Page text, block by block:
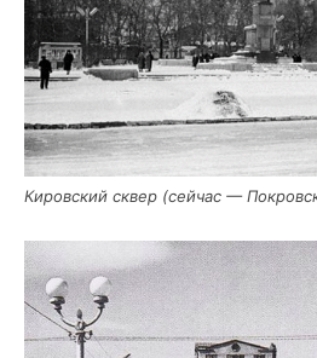
Киров­ский сквер (сей­час —